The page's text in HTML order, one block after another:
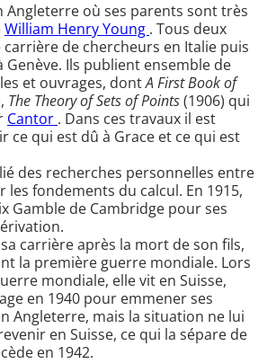
Angleterre où ses parents sont très
William Henry Young . Tous deux
de chercheurs en Italie puis
Genève. Ils publient ensemble de
et ouvrages, dontA First Book of
The Theory of Sets of Points(1906) qui
Cantor . Dans ces travaux il est
ce qui est dû à Grace et ce qui est
des recherches personnelles entre
les fondements du calcul. En 1915,
Gamble de Cambridge pour ses
carrière après la mort de son fils,
la première guerre mondiale. Lors
mondiale, elle vit en Suisse,
en 1940 pour emmener ses
Angleterre, mais la situation ne lui
en Suisse, ce qui la sépare de
en 1942.